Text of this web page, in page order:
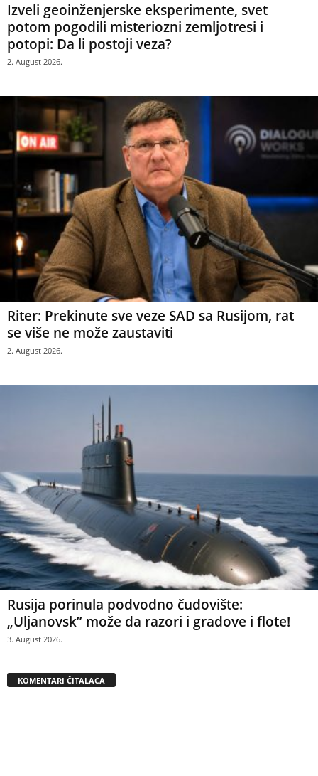
Izveli geoinženjerske eksperimente, svet
potom pogodili misteriozni zemljotresi i
potopi: Da li postoji veza?
2. August 2026.
Riter: Prekinute sve veze SAD sa Rusijom, rat
se više ne može zaustaviti
2. August 2026.
Rusija porinula podvodno čudovište:
„Uljanovsk” može da razori i gradove i flote!
3. August 2026.
KOMENTARI ČITALACA